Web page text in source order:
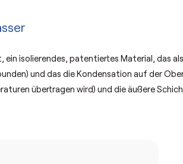
isolierendes, patentiertes Material, das
und das die Kondensation auf der
übertragen wird) und die äußere